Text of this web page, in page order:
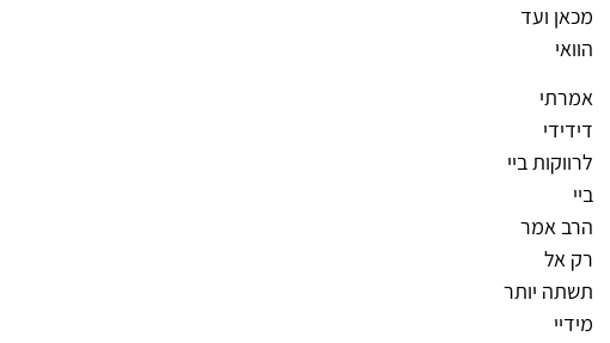
מכאן ועד
הוואי
אמרתי
דידידי
לרווקות ביי
ביי
הרב אמר
רק אל
תשתה יותר
מידיי